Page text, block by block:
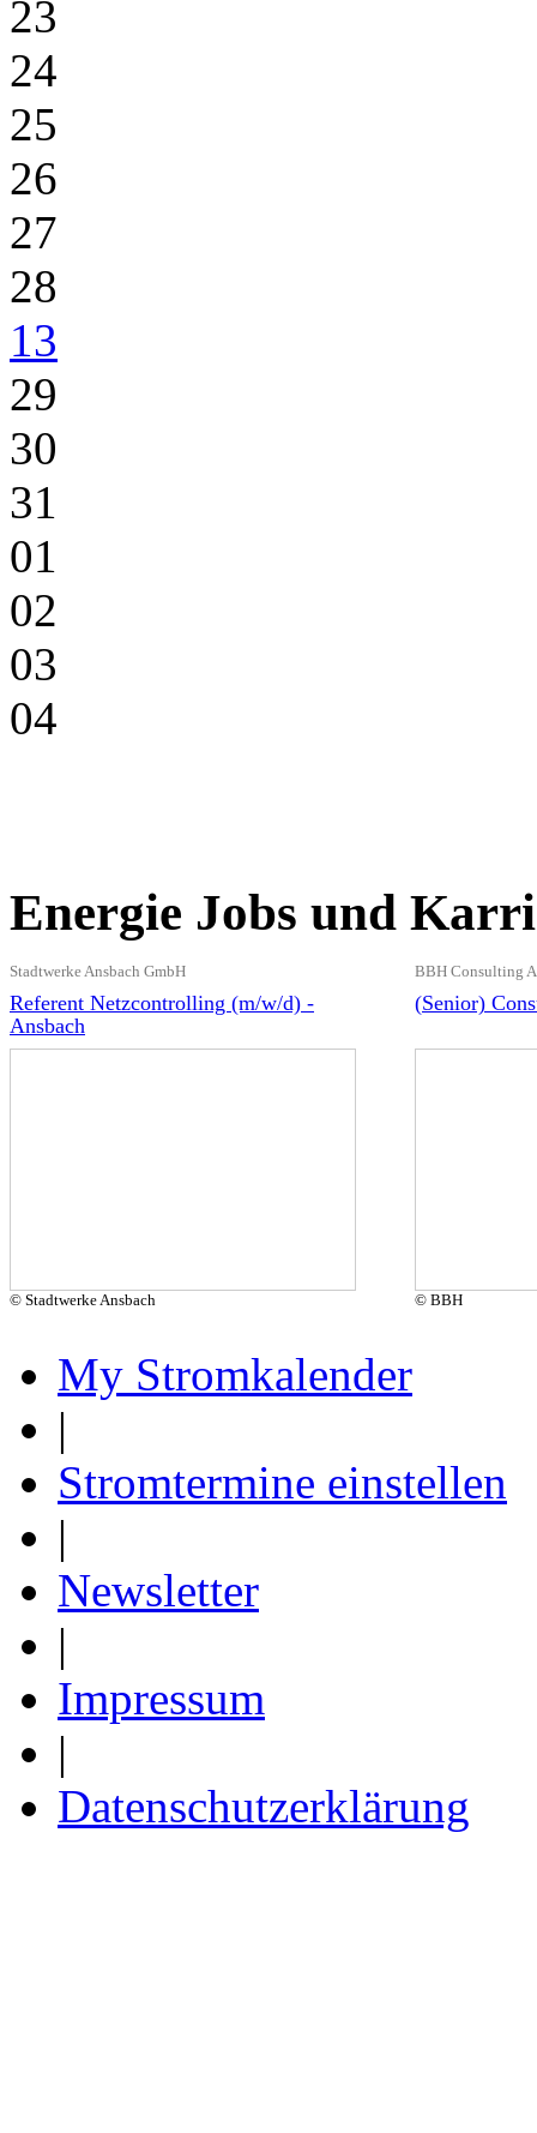
23
24
25
26
27
28
13
29
30
31
01
02
03
04
Energie Jobs und
Stadtwerke Ansbach GmbH
Referent Netzcontrolling (m/w/d) -
Ansbach
© Stadtwerke Ansbach
BBH Consulting
(Senior)
© BBH
My Stromkalender
|
Stromtermine einstellen
|
Newsletter
|
Impressum
|
Datenschutzerklärung